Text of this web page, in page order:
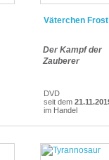
Väterchen Frost
Der Kampf der
Zauberer
DVD
seit dem
im Handel